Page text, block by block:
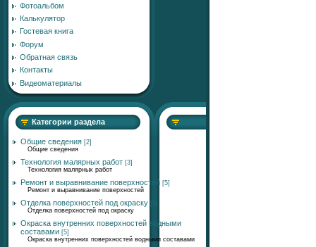
Фотоальбом
Калькулятор
Гостевая книга
Форум
Обратная связь
Контакты
Видеоматериалы
Категории раздела
Общие сведения [2]
Общие сведения
Технология малярных работ [3]
Технология малярных работ
Ремонт и выравнивание поверхностей [5]
Ремонт и выравнивание поверхностей
Отделка поверхностей под окраску
Отделка поверхностей под окраску
Окраска внутренних поверхностей водными
составами [5]
Окраска внутренних поверхностей водными составами